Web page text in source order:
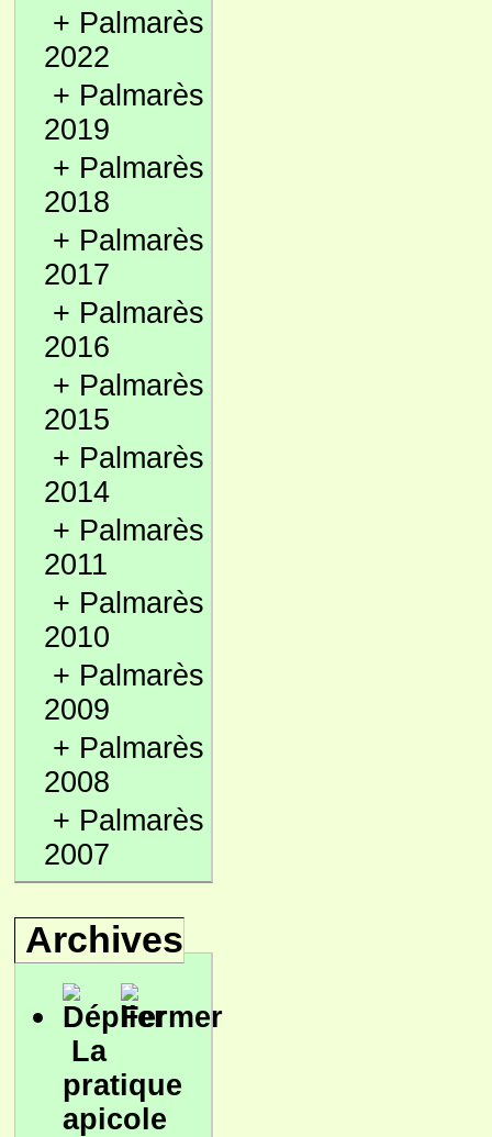
+ Palmarès
2022
+ Palmarès
2019
+ Palmarès
2018
+ Palmarès
2017
+ Palmarès
2016
+ Palmarès
2015
+ Palmarès
2014
+ Palmarès
2011
+ Palmarès
2010
+ Palmarès
2009
+ Palmarès
2008
+ Palmarès
2007
Archives
La
pratique
apicole